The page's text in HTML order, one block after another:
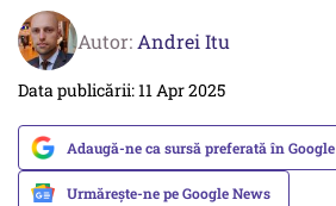
Autor: Andrei Itu
Data publicării: 11 Apr 2025
Adaugă-ne ca sursă preferată în Google
Urmărește-ne pe Google News